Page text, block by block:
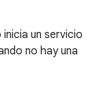
un servicio
no hay una